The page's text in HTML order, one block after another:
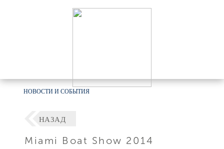
НОВОСТИ И СОБЫТИЯ
НАЗАД
Miami Boat Show 2014